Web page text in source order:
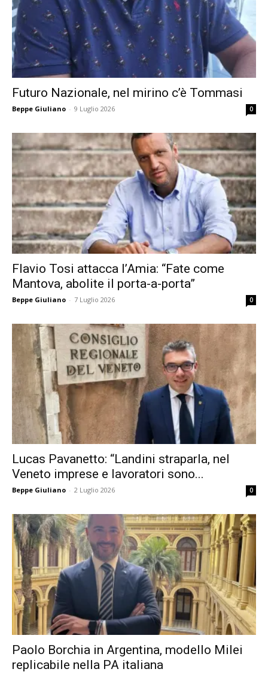
Futuro Nazionale, nel mirino c’è Tommasi
Beppe Giuliano - 9 Luglio 2026 0
Flavio Tosi attacca l’Amia: “Fate come
Mantova, abolite il porta-a-porta”
Beppe Giuliano - 7 Luglio 2026 0
Lucas Pavanetto: “Landini straparla, nel
Veneto imprese e lavoratori sono...
Beppe Giuliano - 2 Luglio 2026 0
Paolo Borchia in Argentina, modello Milei
replicabile nella PA italiana